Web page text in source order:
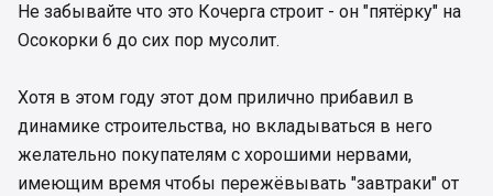
Не забывайте что это Кочерга строит - он "пятёрку" на
Осокорки 6 до сих пор мусолит.
Хотя в этом году этот дом прилично прибавил в
динамике строительства, но вкладываться в него
желательно покупателям с хорошими нервами,
имеющим время чтобы пережёвывать "завтраки" от